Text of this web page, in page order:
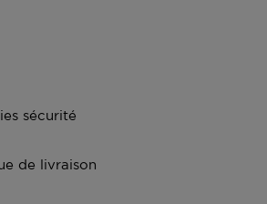
sécurité
de livraison